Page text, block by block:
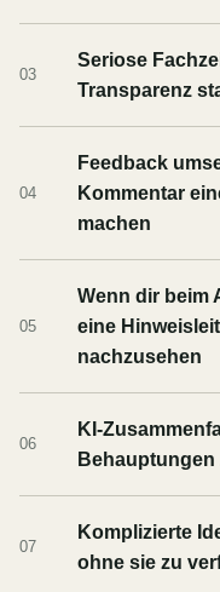
03
Seriose
Transparenz
04
Feedback
Kommentar
machen
05
Wenn dir beim
eine
nachzusehen
06
KI-
07
Komplizierte
ohne sie zu